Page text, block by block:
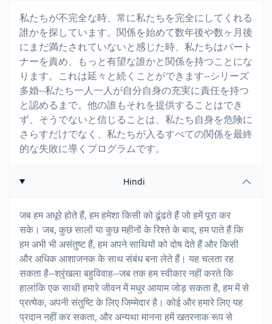
私たちが不完全な時、常に私たちを完全にしてくれる
誰かを探しています。関係を始めて数年後や数ヶ月後
にまだ満たされていないと感じた時、私たちはパート
ナーを責め、もっと有望な誰かと関係を持つことにな
ります。これは延々と続くことができます--シリーズ
多婚--私たち一人一人が自分自身の充実に責任を持つ
と認めるまで。他の誰もそれを提供することはでき
ず、そうでないと信じることは、私たち自身を危険に
さらすだけでなく、私たちが入るすべての関係を最終
的な失敗に導くプログラムです。
Hindi
जब हम अधूरे होते हैं, हम हमेशा किसी को ढूंढते हैं जो हमें पूरा कर
सके। जब, कुछ सालों या कुछ महीनों के रिश्ते के बाद, हम पाते हैं कि
हम अभी भी असंतुष्ट हैं, हम अपने साथियों को दोष देते हैं और किसी
और अधिक आशाजनक के साथ संबंध बना लेते हैं। यह चलता रह
सकता है--श्रृंखला बहुविवाह--जब तक हम स्वीकार नहीं करते कि
हालांकि एक साथी हमारे जीवन में मधुर आयाम जोड़ सकता है, हम में से
प्रत्येक, अपनी संतुष्टि के लिए जिम्मेदार है। कोई और हमारे लिए यह
प्रदान नहीं कर सकता, और अन्यथा मानना हमें खतरनाक रूप से